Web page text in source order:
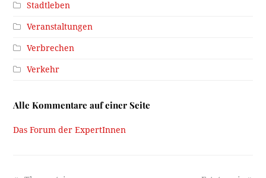
Stadtleben
Veranstaltungen
Verbrechen
Verkehr
Alle Kommentare auf einer Seite
Das Forum der ExpertInnen